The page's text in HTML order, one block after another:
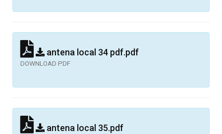
antena local 34 pdf.pdf
DOWNLOAD PDF
antena local 35.pdf